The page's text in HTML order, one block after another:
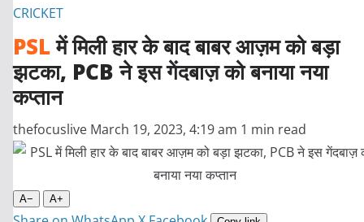
CRICKET
PSLमें मिली हार के बाद बाबर आज़म को बड़ा
झटका, PCB ने इस गेंदबाज़ को बनाया नया
कप्तान
thefocuslive March 19, 2023, 4:19 am 1 min read
A− A+